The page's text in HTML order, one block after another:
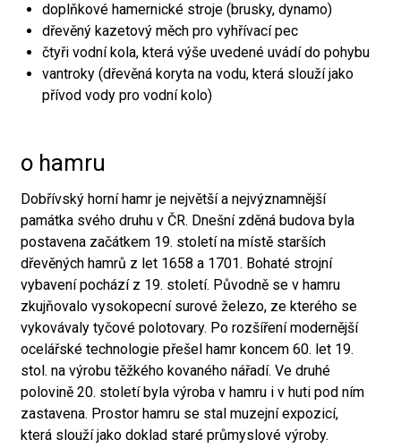
doplňkové hamernické stroje (brusky, dynamo)
dřevěný kazetový měch pro vyhřívací pec
čtyři vodní kola, která výše uvedené uvádí do pohybu
vantroky (dřevěná koryta na vodu, která slouží jako
přívod vody pro vodní kolo)
o hamru
Dobřívský horní hamr je největší a nejvýznamnější
památka svého druhu v ČR. Dnešní zděná budova byla
postavena začátkem 19. století na místě starších
dřevěných hamrů z let 1658 a 1701. Bohaté strojní
vybavení pochází z 19. století. Původně se v hamru
zkujňovalo vysokopecní surové železo, ze kterého se
vykovávaly tyčové polotovary. Po rozšíření modernější
ocelářské technologie přešel hamr koncem 60. let 19.
stol. na výrobu těžkého kovaného nářadí. Ve druhé
polovině 20. století byla výroba v hamru i v huti pod ním
zastavena. Prostor hamru se stal muzejní expozicí,
která slouží jako doklad staré průmyslové výroby.